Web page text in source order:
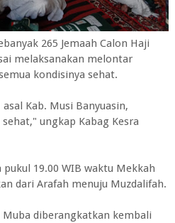
265 Jemaah Calon Haji
melaksanakan melontar
kondisinya sehat.
Kab. Musi Banyuasin,
ungkap Kabag Kesra
19.00 WIB waktu Mekkah
dari Arafah menuju Muzdalifah.
Muba diberangkatkan kembali